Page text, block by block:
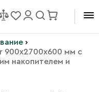
›
900х2700х600 мм с
накопителем и